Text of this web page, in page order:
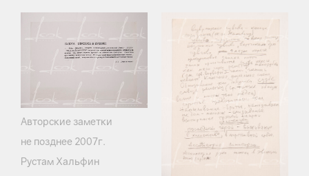
Авторские заметки
не позднее 2007г.
Рустам Хальфин